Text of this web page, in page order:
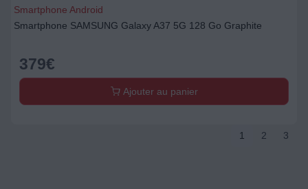
Smartphone Android
Smartphone SAMSUNG Galaxy A37 5G 128 Go Graphite
379€
Ajouter au panier
1 2 3